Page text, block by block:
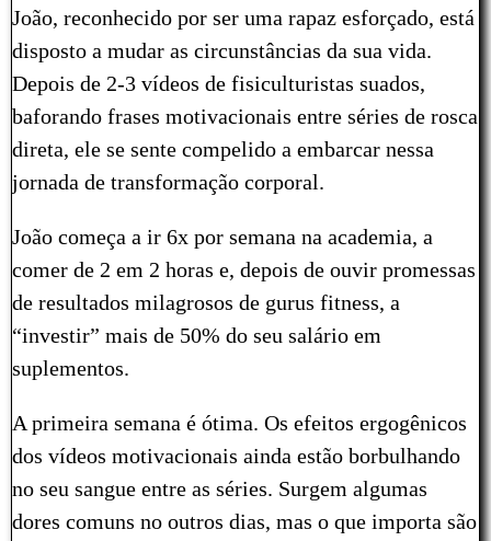
João, reconhecido por ser uma rapaz esforçado, está
disposto a mudar as circunstâncias da sua vida.
Depois de 2-3 vídeos de fisiculturistas suados,
baforando frases motivacionais entre séries de rosca
direta, ele se sente compelido a embarcar nessa
jornada de transformação corporal.
João começa a ir 6x por semana na academia, a
comer de 2 em 2 horas e, depois de ouvir promessas
de resultados milagrosos de gurus fitness, a
“investir” mais de 50% do seu salário em
suplementos.
A primeira semana é ótima. Os efeitos ergogênicos
dos vídeos motivacionais ainda estão borbulhando
no seu sangue entre as séries. Surgem algumas
dores comuns no outros dias, mas o que importa são